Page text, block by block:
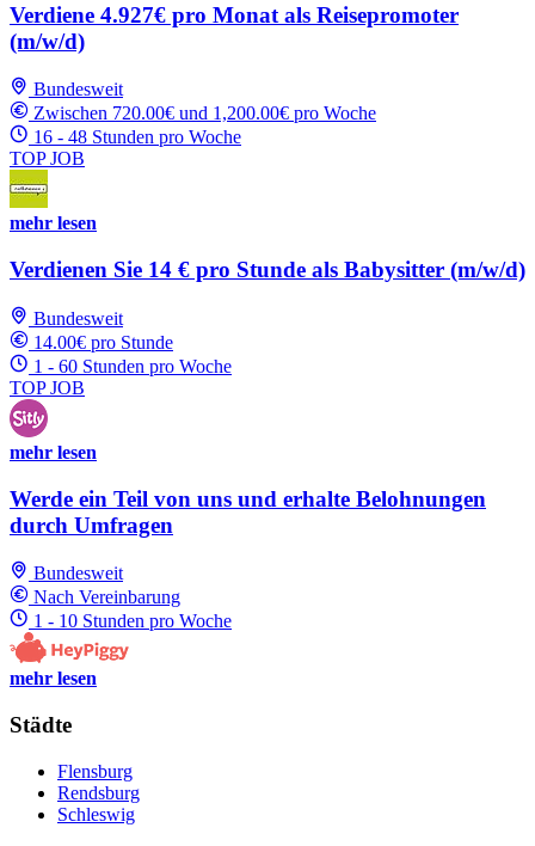
Verdiene 4.927€ pro Monat als Reisepromoter
(m/w/d)
Bundesweit
Zwischen 720.00€ und 1,200.00€ pro Woche
16 - 48 Stunden pro Woche
TOP JOB
mehr lesen
Verdienen Sie 14 € pro Stunde als Babysitter (m/w/d)
Bundesweit
14.00€ pro Stunde
1 - 60 Stunden pro Woche
TOP JOB
mehr lesen
Werde ein Teil von uns und erhalte Belohnungen
durch Umfragen
Bundesweit
Nach Vereinbarung
1 - 10 Stunden pro Woche
mehr lesen
Städte
Flensburg
Rendsburg
Schleswig